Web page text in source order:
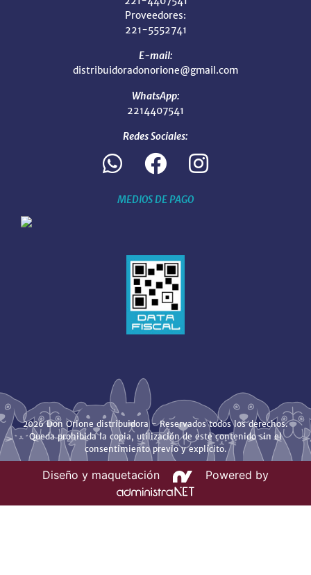
Proveedores:
221-5552741
E-mail:
distribuidoradonorione@gmail.com
WhatsApp:
2214407541
Redes Sociales:
MEDIOS DE PAGO
2026 Don Orione distribuidora - Reservados todos los derechos.
Queda prohibida la copia, utilización de este contenido sin el
consentimiento previo y explícito.
Diseño y maquetación Powered by